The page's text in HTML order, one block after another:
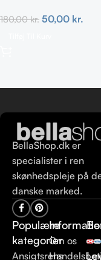
180,00kr. 50,00 kr.
BellaShop.dk er
specialister i ren
skønhedspleje på
danske marked.
Populære
kategorier
Ansigtsrens
Om os